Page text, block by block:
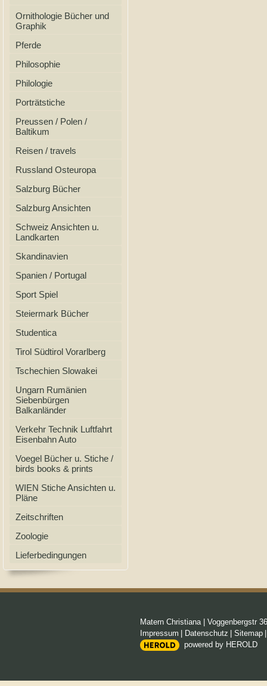
Ornithologie Bücher und
Graphik
Pferde
Philosophie
Philologie
Porträtstiche
Preussen / Polen /
Baltikum
Reisen / travels
Russland Osteuropa
Salzburg Bücher
Salzburg Ansichten
Schweiz Ansichten u.
Landkarten
Skandinavien
Spanien / Portugal
Sport Spiel
Steiermark Bücher
Studentica
Tirol Südtirol Vorarlberg
Tschechien Slowakei
Ungarn Rumänien
Siebenbürgen
Balkanländer
Verkehr Technik Luftfahrt
Eisenbahn Auto
Voegel Bücher u. Stiche /
birds books & prints
WIEN Stiche Ansichten u.
Pläne
Zeitschriften
Zoologie
Lieferbedingungen
Matern Christiana| Voggenbergstr 36
Impressum
Datenschutz Sitemap
powered by HEROLD